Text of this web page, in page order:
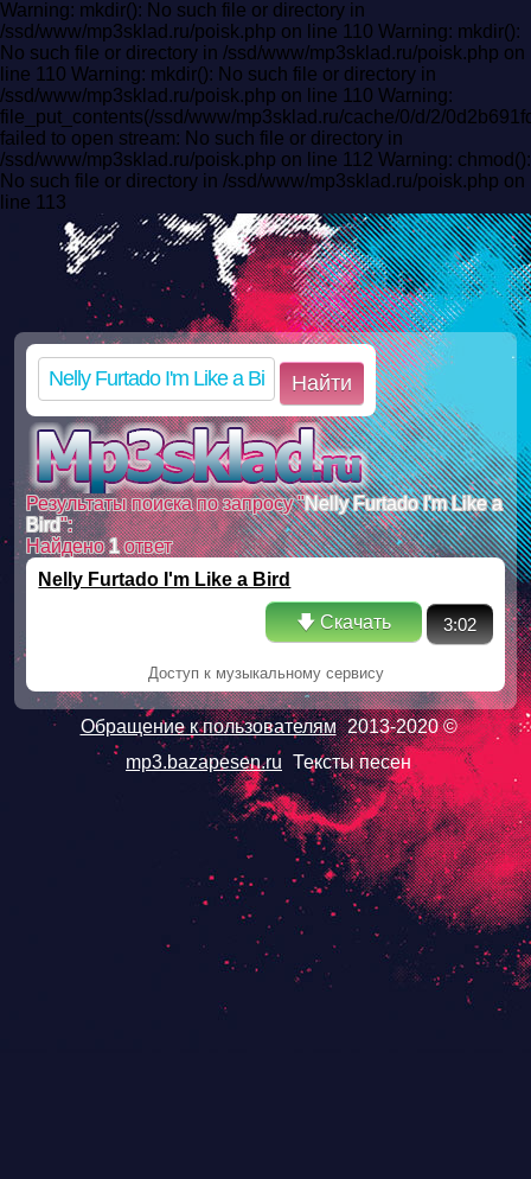
Warning: mkdir(): No such file or directory in
/ssd/www/mp3sklad.ru/poisk.php on line 110 Warning: mkdir():
No such file or directory in /ssd/www/mp3sklad.ru/poisk.php on
line 110 Warning: mkdir(): No such file or directory in
/ssd/www/mp3sklad.ru/poisk.php on line 110 Warning:
file_put_contents(/ssd/www/mp3sklad.ru/cache/0/d/2/
failed to open stream: No such file or directory in
/ssd/www/mp3sklad.ru/poisk.php on line 112 Warning: chmod():
No such file or directory in /ssd/www/mp3sklad.ru/poisk.php on
line 113
Найти
Результаты поиска по запросу "Nelly Furtado I'm Like a
Bird":
Найдено1ответ
Nelly Furtado I'm Like a Bird
🡇 Скачать 3:02
Доступ к музыкальному сервису
Обращение к пользователям 2013-2020 ©
mp3.bazapesen.ru Тексты песен